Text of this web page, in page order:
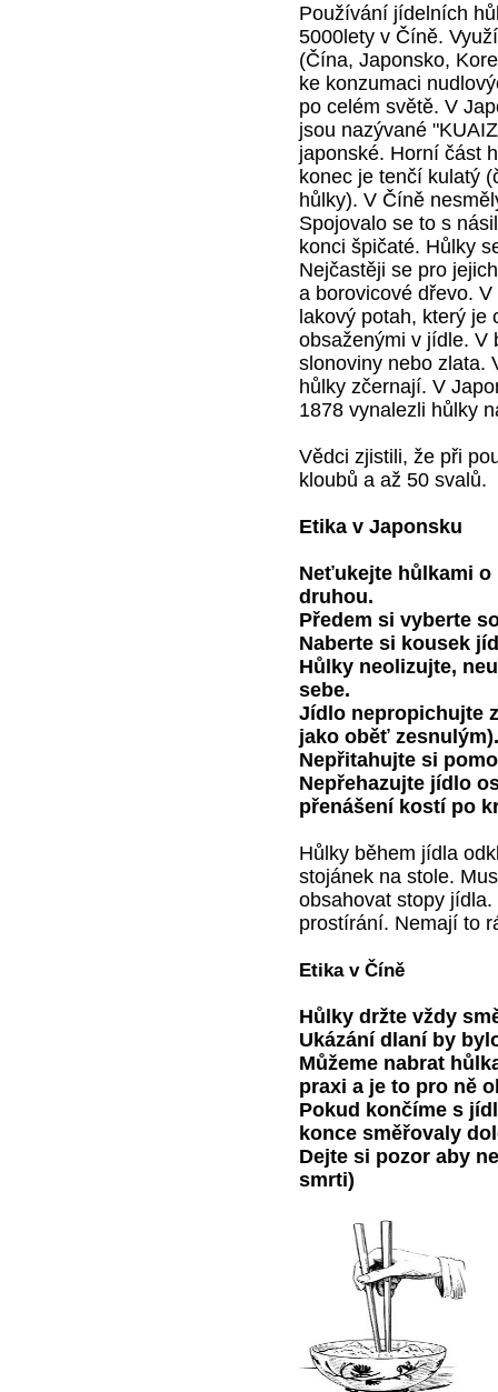
Používání jídelních
5000lety v Číně.
(Čína, Japonsko,
ke konzumaci
po celém světě. V
jsou nazývané
japonské. Horní část
konec je tenčí kulatý
hůlky). V Číně
Spojovalo se to s
konci špičaté. Hůlky
Nejčastěji se pro
a borovicové dřevo.
lakový potah, který je
obsaženými v jídle. V
slonoviny nebo zlata.
hůlky zčernají. V
1878 vynalezli hůlky
Vědci zjistili, že při
kloubů a až 50 svalů.
Etika v Japonsku
Neťukejte hůlkami
druhou.
Předem si vyberte
Naberte si kousek
Hůlky neolizujte,
sebe.
Jídlo nepropichujte
jako oběť
Nepřitahujte si
Nepřehazujte jídlo
přenášení kostí po
Hůlky během jídla
stojánek na stole.
obsahovat stopy
prostírání. Nemají to
Etika v Číně
Hůlky držte vždy
Ukázání dlaní by
Můžeme nabrat
praxi a je to pro ně
Pokud končíme s
konce směřovaly
Dejte si pozor aby
smrti)